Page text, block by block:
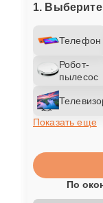
1.
Телефон
Робот-
пылесос
Показать еще
По